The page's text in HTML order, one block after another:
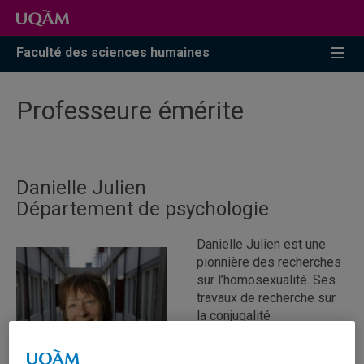
Faculté des sciences humaines
Professeure émérite
Danielle Julien
Département de psychologie
Danielle Julien est une
pionnière des recherches
sur l’homosexualité. Ses
travaux de recherche sur
la conjugalité